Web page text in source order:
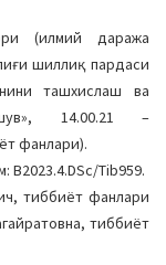
(илмий даража
шиллиқ пардаси
ташхислаш ва
14.00.21 –
фанлари).
B2023.4.DSc/Tib959.
тиббиёт фанлари
тиббиёт